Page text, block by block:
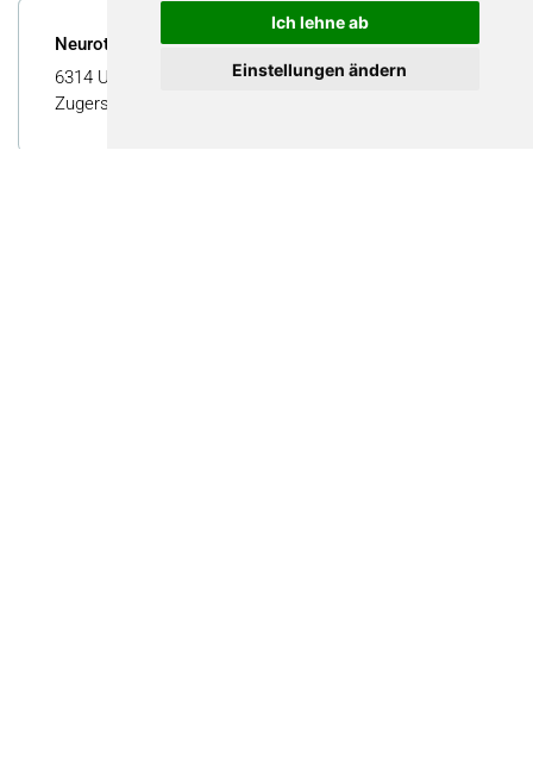
Ich lehne ab
Einstellungen ändern
Neuroth Hörcenter AG Unterägeri
6314 Unterägeri, Schweiz
Zugerstrasse 21